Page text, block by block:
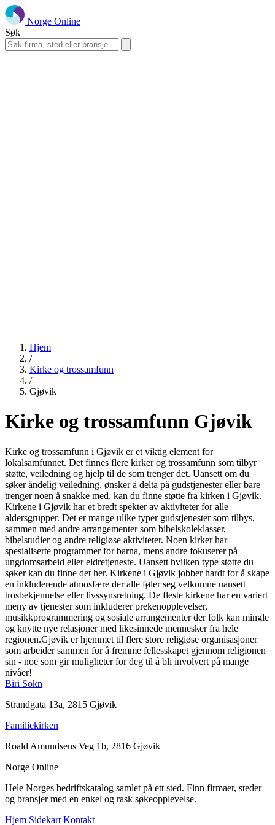
Norge Online
Søk
Hjem
/
Kirke og trossamfunn
/
Gjøvik
Kirke og trossamfunn Gjøvik
Kirke og trossamfunn i Gjøvik er et viktig element for
lokalsamfunnet. Det finnes flere kirker og trossamfunn som tilbyr
støtte, veiledning og hjelp til de som trenger det. Uansett om du
søker åndelig veiledning, ønsker å delta på gudstjenester eller bare
trenger noen å snakke med, kan du finne støtte fra kirken i Gjøvik.
Kirkene i Gjøvik har et bredt spekter av aktiviteter for alle
aldersgrupper. Det er mange ulike typer gudstjenester som tilbys,
sammen med andre arrangementer som bibelskoleklasser,
bibelstudier og andre religiøse aktiviteter. Noen kirker har
spesialiserte programmer for barna, mens andre fokuserer på
ungdomsarbeid eller eldretjeneste. Uansett hvilken type støtte du
søker kan du finne det her. Kirkene i Gjøvik jobber hardt for å skape
en inkluderende atmosfære der alle føler seg velkomne uansett
trosbekjennelse eller livssynsretning. De fleste kirkene har en variert
meny av tjenester som inkluderer prekenopplevelser,
musikkprogrammering og sosiale arrangementer der folk kan mingle
og knytte nye relasjoner med likesinnede mennesker fra hele
regionen.Gjøvik er hjemmet til flere store religiøse organisasjoner
som arbeider sammen for å fremme fellesskapet gjennom religionen
sin - noe som gir muligheter for deg til å bli involvert på mange
nivåer!
Biri Sokn
Strandgata 13a, 2815 Gjøvik
Familiekirken
Roald Amundsens Veg 1b, 2816 Gjøvik
Norge Online
Hele Norges bedriftskatalog samlet på ett sted. Finn firmaer, steder
og bransjer med en enkel og rask søkeopplevelse.
Hjem Sidekart Kontakt